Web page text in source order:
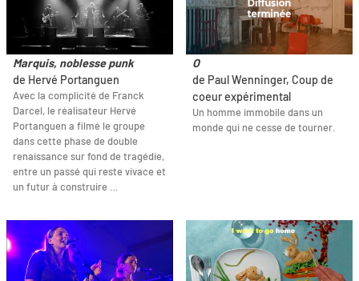
Marquis, noblesse punk
de Hervé Portanguen
Avec la complicité de Franck
Darcel, le réalisateur Hervé
Portanguen a filmé le groupe
dans cette phase de double
renaissance sur fond de tragédie,
entre un passé qui reste vivace et
un futur à construire …
O
de Paul Wenninger, Coup de
coeur expérimental
Un homme immobile dans un
monde qui ne cesse de tourner.